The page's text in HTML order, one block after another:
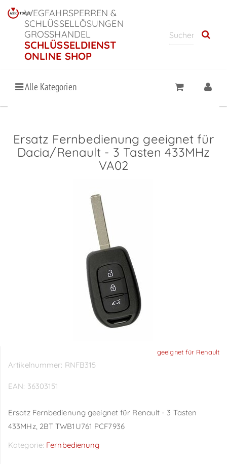
WEGFAHRSPERREN &
SCHLÜSSELLÖSUNGEN
GROSSHANDEL
SCHLÜSSELDIENST
ONLINE SHOP
Alle Kategorien
Ersatz Fernbedienung geeignet für
Dacia/Renault - 3 Tasten 433MHz
VA02
geeignet für Renault
Artikelnummer: RNFB315
EAN: 36303151
Ersatz Fernbedienung geeignet für Renault - 3 Tasten
433MHz, 2BT TWB1U761 PCF7936
Kategorie: Fernbedienung